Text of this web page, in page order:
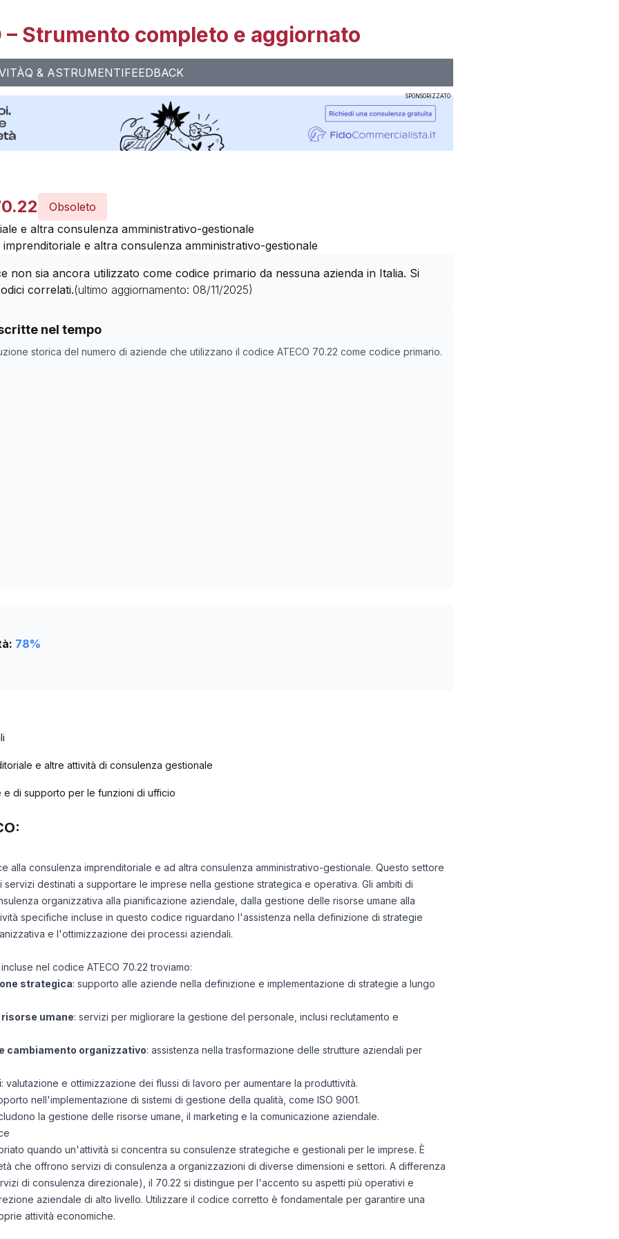
– Strumento completo e aggiornato
Q & ASTRUMENTIFEEDBACK
SPONSORIZZATO
Obsoleto
e altra consulenza amministrativo-gestionale
e altra consulenza amministrativo-gestionale
non sia ancora utilizzato come codice primario da nessuna azienda in Italia. Si
correlati.(ultimo aggiornamento: 08/11/2025)
nel tempo
storica del numero di aziende che utilizzano il codice ATECO 70.22 come codice primario.
con codice ATECO
Numero aziende
78%
e altre attività di consulenza gestionale
e di supporto per le funzioni di ufficio
alla consulenza imprenditoriale e ad altra consulenza amministrativo-gestionale. Questo settore
servizi destinati a supportare le imprese nella gestione strategica e operativa. Gli ambiti di
organizzativa alla pianificazione aziendale, dalla gestione delle risorse umane alla
specifiche incluse in questo codice riguardano l'assistenza nella definizione di strategie
e l'ottimizzazione dei processi aziendali.
nel codice ATECO 70.22 troviamo:
strategica: supporto alle aziende nella definizione e implementazione di strategie a lungo
umane: servizi per migliorare la gestione del personale, inclusi reclutamento e
cambiamento organizzativo: assistenza nella trasformazione delle strutture aziendali per
: valutazione e ottimizzazione dei flussi di lavoro per aumentare la produttività.
nell'implementazione di sistemi di gestione della qualità, come ISO 9001.
la gestione delle risorse umane, il marketing e la comunicazione aziendale.
quando un'attività si concentra su consulenze strategiche e gestionali per le imprese. È
che offrono servizi di consulenza a organizzazioni di diverse dimensioni e settori. A differenza
di consulenza direzionale), il 70.22 si distingue per l'accento su aspetti più operativi e
aziendale di alto livello. Utilizzare il codice corretto è fondamentale per garantire una
attività economiche.